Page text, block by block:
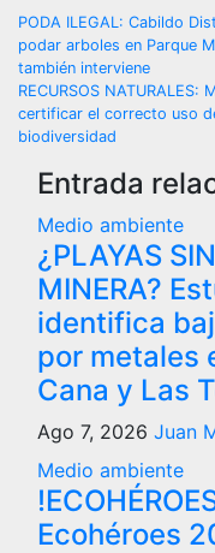
de
entradas
PODA ILEGAL: Cabildo
podar arboles en Parque
también interviene
RECURSOS
certificar el correcto uso
biodiversidad
Entrada
Medio ambiente
¿PLAYAS
MINERA?
identifica
por metales
Cana y Las
Ago 7, 2026 Juan
Medio ambiente
Ecohéroes